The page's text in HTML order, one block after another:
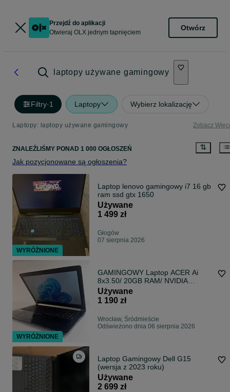
Przejdź do aplikacji
Otwieraj OLX jednym tapnięciem
Otwórz
laptopy używane gamingowy
Filtry·1 Laptopy Wybierz lokalizację
Laptopy: laptopy używane gamingowy Zobacz
ZNALEŹLIŚMY PONAD 1 000 OGŁOSZEŃ
Jak pozycjonowane są ogłoszenia?
Laptop lenovo gamingowy i7 16 gb
ram ssd gtx 1650
Używane
1 499 zł
Głogów
07 sierpnia 2026
GAMINGOWY Laptop ACER Ai
8x3.50/ 20GB RAM/ NVIDIA
GeForce 6GB/ SSD/ Gwarancja
/Możliwa szybka wysyłka/ Wrocław
Używane
1 190 zł
Wrocław, Śródmieście
Odświeżono dnia 06 sierpnia 2026
Laptop Gamingowy Dell G15
(wersja z 2023 roku)
Używane
2 699 zł
WYRÓŻNIONE
WYRÓŻNIONE